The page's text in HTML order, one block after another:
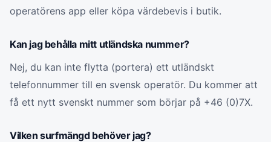
operatörens app eller köpa värdebevis i butik.
Kan jag behålla mitt utländska nummer?
Nej, du kan inte flytta (portera) ett utländskt
telefonnummer till en svensk operatör. Du kommer att
få ett nytt svenskt nummer som börjar på +46 (0)7X.
Vilken surfmängd behöver jag?